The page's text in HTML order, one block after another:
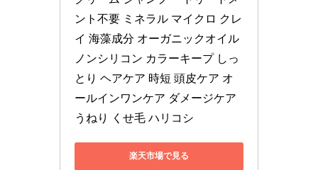
ント不要 ミネラル マイクロ クレ
イ 海藻成分 オーガニックオイル
ノンシリコン カラーキープ しっ
とり ヘアケア 時短 頭皮ケア オ
ールインワンケア ダメージケア
うねり くせ毛 ハリコシ
楽天市場で見る